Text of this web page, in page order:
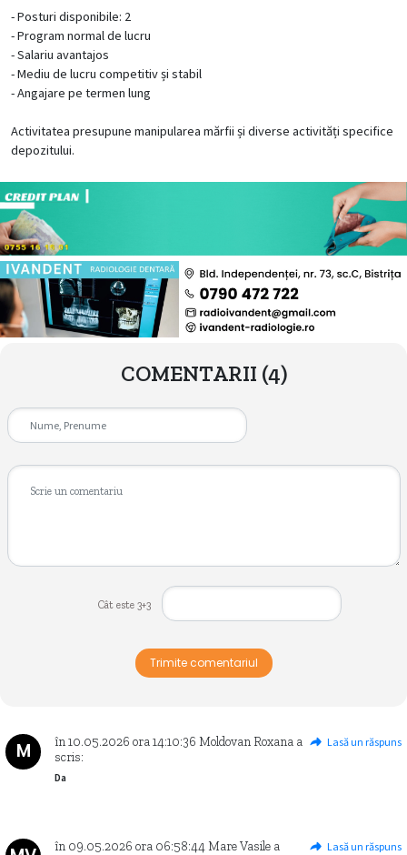
- Posturi disponibile: 2
- Program normal de lucru
- Salariu avantajos
- Mediu de lucru competitiv și stabil
- Angajare pe termen lung
Activitatea presupune manipularea mărfii și diverse activități specifice
depozitului.
COMENTARII (4)
Cât este 3+3
Trimite comentariul
M în10.05.2026 ora14:10:36 Moldovan Roxana a
scris:
Lasă un răspuns
Da
în 09.05.2026 ora 06:58:44Mare Vasile a
Lasă un răspuns